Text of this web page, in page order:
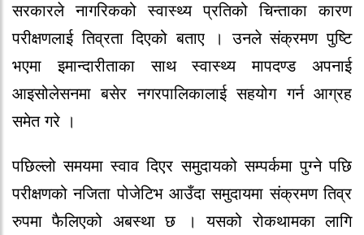
सरकारले नागरिकको स्वास्थ्य प्रतिको चिन्ताका कारण
परीक्षणलाई तिव्रता दिएको बताए । उनले संक्रमण पुष्टि
भएमा इमान्दारीताका साथ स्वास्थ्य मापदण्ड अपनाई
आइसोलेसनमा बसेर नगरपालिकालाई सहयोग गर्न आग्रह
समेत गरे ।
पछिल्लो समयमा स्वाव दिएर समुदायको सम्पर्कमा पुग्ने पछि
परीक्षणको नजिता पोजेटिभ आउँदा समुदायमा संक्रमण तिव्र
रुपमा फैलिएको अबस्था छ । यसको रोकथामका लागि